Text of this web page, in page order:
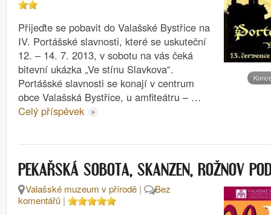
Přijeďte se pobavit do Valašské Bystřice na
IV. Portášské slavnosti, které se uskuteční
12. – 14. 7. 2013, v sobotu na vás čeká
bitevní ukázka „Ve stínu Slavkova“.
Portášské slavnosti se konají v centrum
obce Valašská Bystřice, u amfiteátru – …
Celý příspěvek
PEKAŘSKÁ SOBOTA, SKANZEN, ROŽNOV
Valašské muzeum v přírodě |
Bez
komentářů |